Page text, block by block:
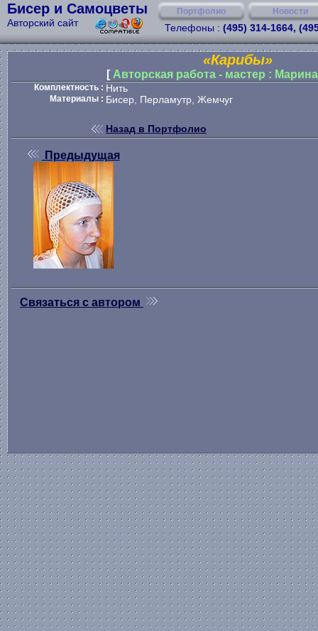
Бисер и Самоцветы
Авторский сайт
Портфолио Новости
Телефоны : (495) 314-1664,
«Карибы»
[Авторская работа - мастер :
Комплектность : Нить
Материалы : Бисер, Перламутр, Жемчуг
Назад в Портфолио
Предыдущая
Связаться с автором